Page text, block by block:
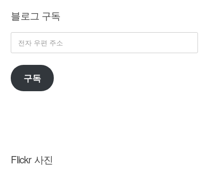
블로그 구독
자
우
편
주
구독
Flickr 사진